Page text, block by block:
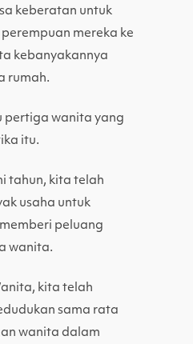
keberatan untuk
mereka ke
kebanyakannya
rumah.
pertiga wanita yang
itu.
tahun, kita telah
usaha untuk
peluang
wanita.
kita telah
sama rata
wanita dalam